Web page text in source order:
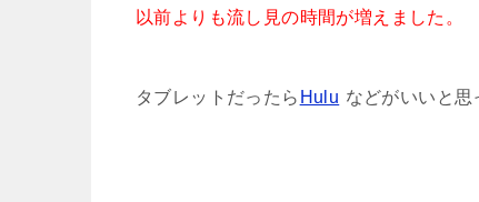
以前よりも流し見の時間が増えました。
タブレットだったら Hulu などがいいと思